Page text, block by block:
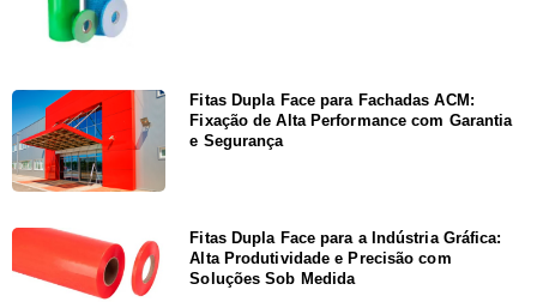
Fitas Dupla Face para Fachadas ACM:
Fixação de Alta Performance com Garantia
e Segurança
Fitas Dupla Face para a Indústria Gráfica:
Alta Produtividade e Precisão com
Soluções Sob Medida